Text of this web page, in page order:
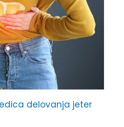
delovanja jeter